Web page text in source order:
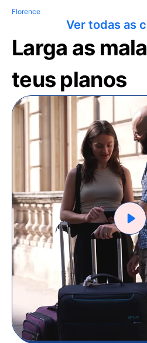
Florence
Ver todas as
Larga as
teus planos